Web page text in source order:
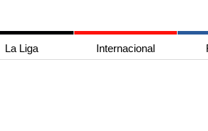
La Liga Internacional